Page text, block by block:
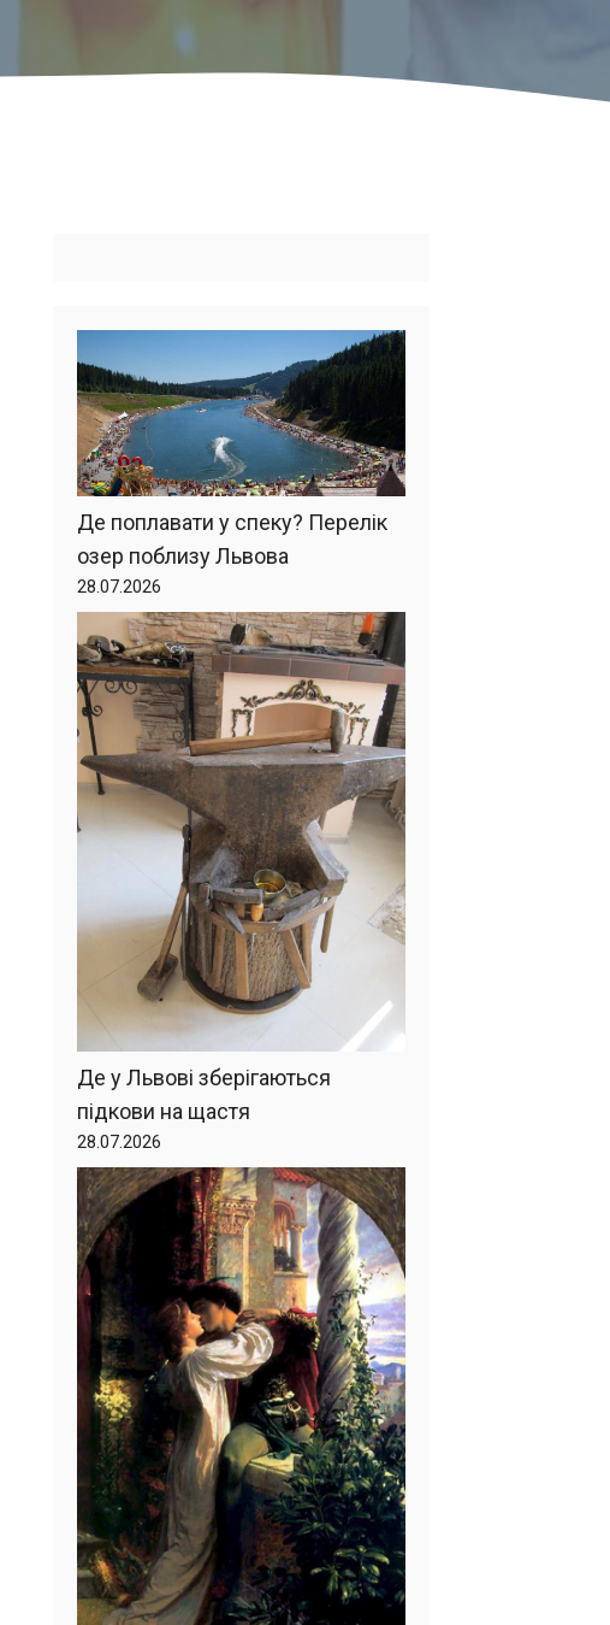
Де поплавати у спеку? Перелік
озер поблизу Львова
28.07.2026
Де у Львові зберігаються
підкови на щастя
28.07.2026